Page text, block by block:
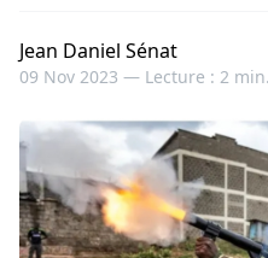
Jean Daniel Sénat
09 Nov 2023 — Lecture : 2 min.